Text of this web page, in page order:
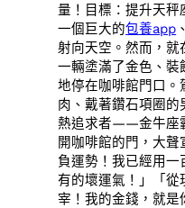
量！目標：提升天秤
一個巨大的包養app
射向天空。然而，就
一輛塗滿了金色、裝
地停在咖啡館門口。
肉、戴著鑽石項圈
熱追求者——金牛座
開咖啡館的門，大
負運勢！我已經用
有的壞運氣！」「從
宰！我的金錢，就是